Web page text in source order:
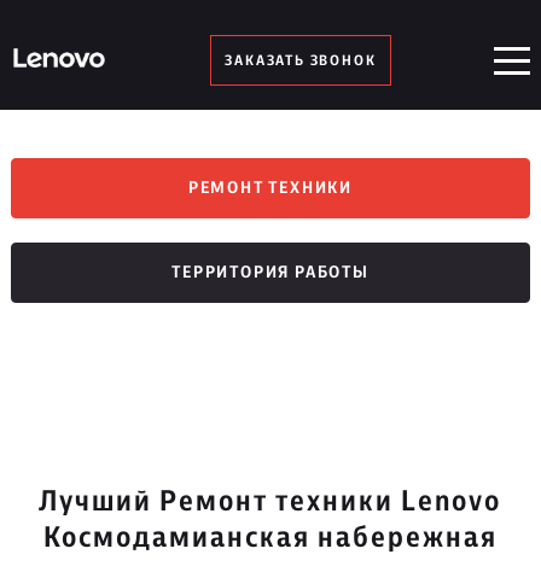
ЗАКАЗАТЬ ЗВОНОК
РЕМОНТ ТЕХНИКИ
ТЕРРИТОРИЯ РАБОТЫ
Лучший Ремонт техники Lenovo
Космодамианская набережная